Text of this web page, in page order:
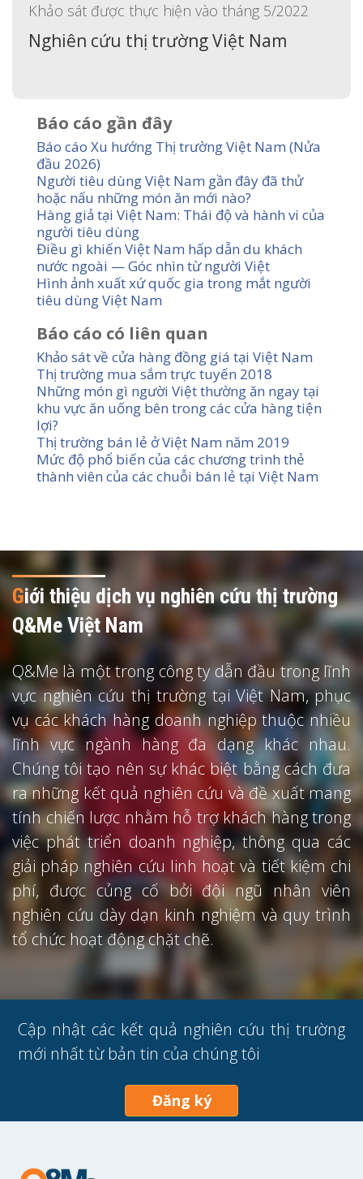
Khảo sát được thực hiện vào tháng 5/2022
Nghiên cứu thị trường Việt Nam
Báo cáo gần đây
Báo cáo Xu hướng Thị trường Việt Nam (Nửa
đầu 2026)
Người tiêu dùng Việt Nam gần đây đã thử
hoặc nấu những món ăn mới nào?
Hàng giả tại Việt Nam: Thái độ và hành vi của
người tiêu dùng
Điều gì khiến Việt Nam hấp dẫn du khách
nước ngoài — Góc nhìn từ người Việt
Hình ảnh xuất xứ quốc gia trong mắt người
tiêu dùng Việt Nam
Báo cáo có liên quan
Khảo sát về cửa hàng đồng giá tại Việt Nam
Thị trường mua sắm trực tuyến 2018
Những món gì người Việt thường ăn ngay tại
khu vực ăn uống bên trong các cửa hàng tiện
lợi?
Thị trường bán lẻ ở Việt Nam năm 2019
Mức độ phổ biến của các chương trình thẻ
thành viên của các chuỗi bán lẻ tại Việt Nam
Giới thiệu dịch vụ nghiên cứu thị trường
Q&Me Việt Nam
Q&Me là một trong công ty dẫn đầu trong lĩnh
vực nghiên cứu thị trường tại Việt Nam, phục
vụ các khách hàng doanh nghiệp thuộc nhiều
lĩnh vực ngành hàng đa dạng khác nhau.
Chúng tôi tạo nên sự khác biệt bằng cách đưa
ra những kết quả nghiên cứu và đề xuất mang
tính chiến lược nhằm hỗ trợ khách hàng trong
việc phát triển doanh nghiệp, thông qua các
giải pháp nghiên cứu linh hoạt và tiết kiệm chi
phí, được củng cố bởi đội ngũ nhân viên
nghiên cứu dày dạn kinh nghiệm và quy trình
tổ chức hoạt động chặt chẽ.
Cập nhật các kết quả nghiên cứu thị trường
mới nhất từ bản tin của chúng tôi
Đăng ký